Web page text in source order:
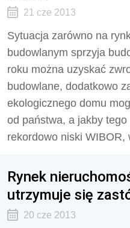
21 cze 2013
Sytuacja zarówno na
budowlanym sprzyja
roku można uzyskać
budowlane, dodatkowo
ekologicznego domu
od państwa, a jakby tego
rekordowo niski WIBOR,
Rynek
utrzymuje się
20 cze 2013